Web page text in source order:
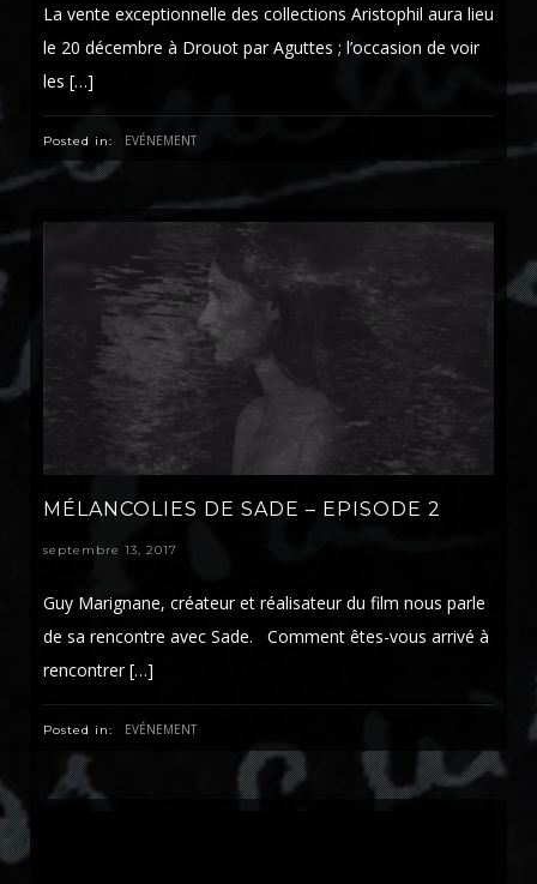
La vente exceptionnelle des collections Aristophil aura lieu
le 20 décembre à Drouot par Aguttes ; l’occasion de voir
les […]
Posted in: EVÉNEMENT
MÉLANCOLIES DE SADE – EPISODE 2
septembre 13, 2017
Guy Marignane, créateur et réalisateur du film nous parle
de sa rencontre avec Sade. Comment êtes-vous arrivé à
rencontrer […]
Posted in: EVÉNEMENT